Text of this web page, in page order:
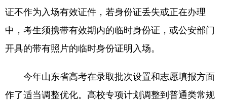
政事 文旅 社会民生 山东产经
文娱 融媒秀 地市
证不作为入场有效证件，若身份证丢失或正在办理
中，考生须携带有效期内的临时身份证，或公安部门
开具的带有照片的临时身份证明入场。
今年山东省高考在录取批次设置和志愿填报方面
作了适当调整优化。高校专项计划调整到普通类常规